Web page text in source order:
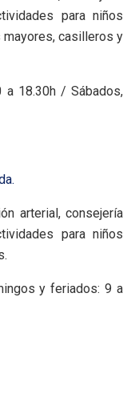
para niños
mayores, casilleros y
a 18.30h / Sábados,
arterial, consejería
para niños
y feriados: 9 a